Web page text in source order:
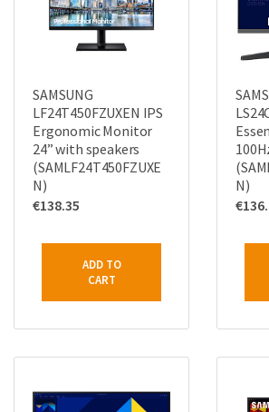
SAMSUNG
LF24T450FZUXEN IPS
Ergonomic Monitor
24” with speakers
(SAMLF24T450FZUXE
N)
€138.35
ADD TO
CART
N)
€